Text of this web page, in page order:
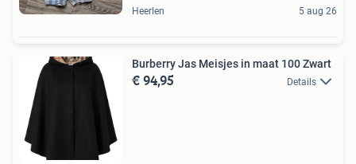
Heerlen 5 aug 26
Burberry Jas Meisjes in maat 100 Zwart
€ 94,95 Details